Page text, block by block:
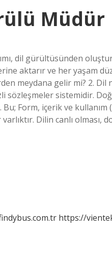
Müdür
dil gürültüsünden
aktarır ve her yaşam
meydana gelir mi? 2.
sözleşmeler sistemidir.
Form, içerik ve
Dilin canlı olması,
https://